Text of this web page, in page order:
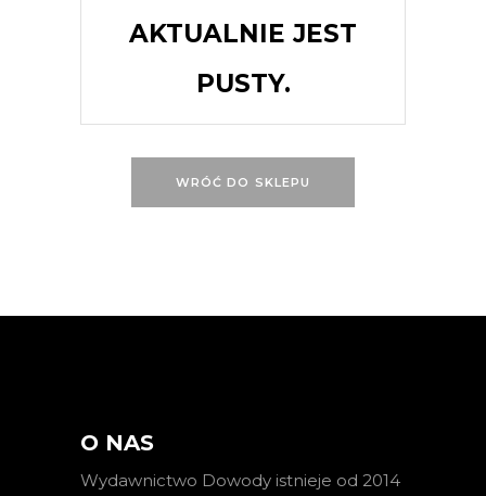
AKTUALNIE JEST
PUSTY.
WRÓĆ DO SKLEPU
O NAS
Wydawnictwo Dowody istnieje od 2014